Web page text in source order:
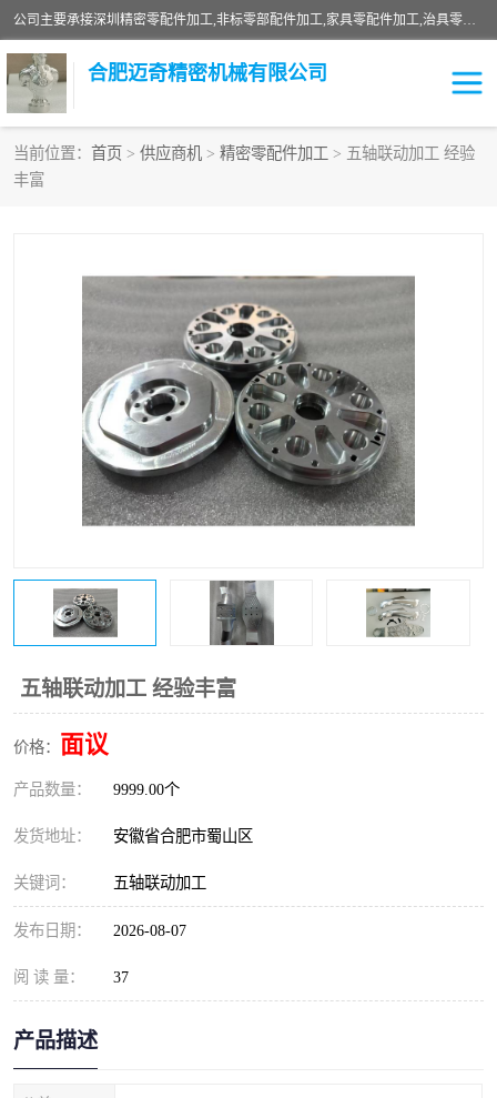
公司主要承接深圳精密零配件加工,非标零部配件加工,家具零配件加工,治具零配件加工,安徽精密零配件加工等各种各种精密机械加工，欢迎来来电咨询！
合肥迈奇精密机械有限公司
当前位置： 首页 > 供应商机 > 精密零配件加工 > 五轴联动加工 经验
丰富
五轴联动加工 经验丰富
价格： 面议
产品数量： 9999.00个
发货地址： 安徽省合肥市蜀山区
关键词： 五轴联动加工
发布日期： 2026-08-07
阅 读 量： 37
产品描述
铣床加工
数控精密机加工
零部件机加工 机床零件加工
CNC加工 数控机床加工
不锈钢加工